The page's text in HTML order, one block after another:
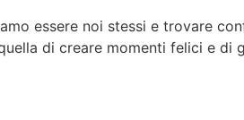
essere noi stessi e trovare
di creare momenti felici e di